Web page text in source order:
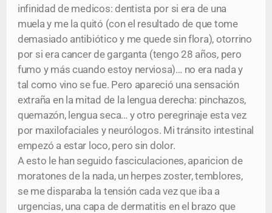
infinidad de medicos: dentista por si era de una
muela y me la quitó (con el resultado de que tome
demasiado antibiótico y me quede sin flora), otorrino
por si era cancer de garganta (tengo 28 años, pero
fumo y más cuando estoy nerviosa)… no era nada y
tal como vino se fue. Pero apareció una sensación
extraña en la mitad de la lengua derecha: pinchazos,
quemazón, lengua seca… y otro peregrinaje esta vez
por maxilofaciales y neurólogos. Mi tránsito intestinal
empezó a estar loco, pero sin dolor.
A esto le han seguido fasciculaciones, aparicion de
moratones de la nada, un herpes zoster, temblores,
se me disparaba la tensión cada vez que iba a
urgencias, una capa de dermatitis en el brazo que